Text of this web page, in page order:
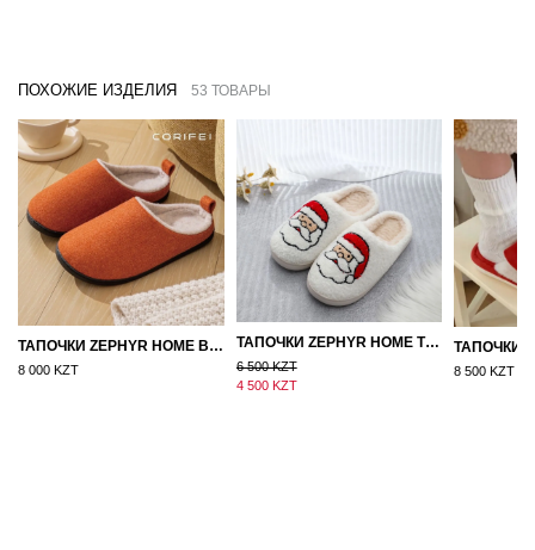
ПОХОЖИЕ ИЗДЕЛИЯ 53 ТОВАРЫ
ТАПОЧКИ ZEPHYR HOME ВОЙЛОК ОРАНЖЕВЫЙ
8 000 KZT
ТАПОЧКИ ZEPHYR HOME ТЕДДИ ДЕД МОРОЗ NEW
6 500 KZT
4 500 KZT
8 500 KZT